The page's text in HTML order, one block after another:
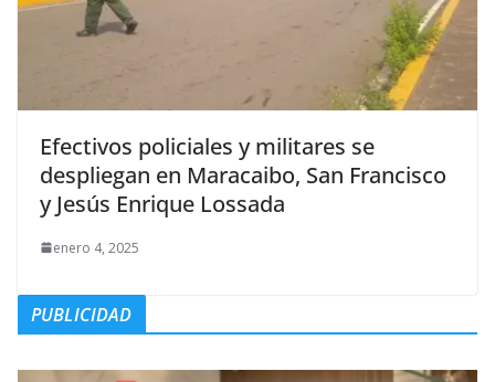
Efectivos policiales y militares se
despliegan en Maracaibo, San Francisco
y Jesús Enrique Lossada
enero 4, 2025
PUBLICIDAD